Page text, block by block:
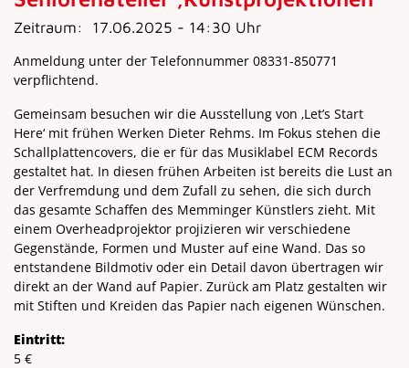
Zeitraum: 17.06.2025 - 14:30 Uhr
Anmeldung unter der Telefonnummer 08331-850771
verpflichtend.
Gemeinsam besuchen wir die Ausstellung von ‚Let’s Start
Here‘ mit frühen Werken Dieter Rehms. Im Fokus stehen die
Schallplattencovers, die er für das Musiklabel ECM Records
gestaltet hat. In diesen frühen Arbeiten ist bereits die Lust an
der Verfremdung und dem Zufall zu sehen, die sich durch
das gesamte Schaffen des Memminger Künstlers zieht. Mit
einem Overheadprojektor projizieren wir verschiedene
Gegenstände, Formen und Muster auf eine Wand. Das so
entstandene Bildmotiv oder ein Detail davon übertragen wir
direkt an der Wand auf Papier. Zurück am Platz gestalten wir
mit Stiften und Kreiden das Papier nach eigenen Wünschen.
Eintritt:
5 €